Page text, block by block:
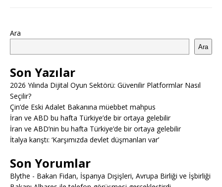
Ara
Ara
Son Yazılar
2026 Yılında Dijital Oyun Sektörü: Güvenilir Platformlar Nasıl
Seçilir?
Çin’de Eski Adalet Bakanına müebbet mahpus
İran ve ABD bu hafta Türkiye’de bir ortaya gelebilir
İran ve ABD’nin bu hafta Türkiye’de bir ortaya gelebilir
İtalya karıştı: ‘Karşımızda devlet düşmanları var’
Son Yorumlar
Blythe - Bakan Fidan, İspanya Dışişleri, Avrupa Birliği ve İşbirliği